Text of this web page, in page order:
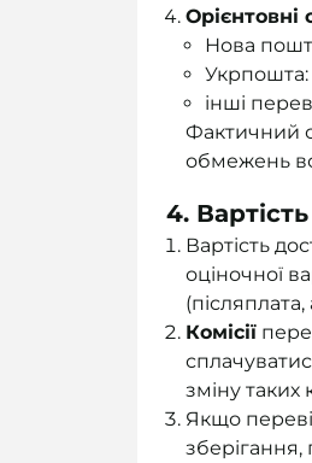
Орієнтовні
Нова
Укрпошта:
інші
Фактичний
обмежень
4.
Вартість
оціночної
Комісії
зміну таких
Якщо
зберігання,